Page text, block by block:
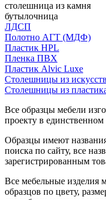
столешница из камня
бутылочница
ЛДСП
Полотно АГТ (МДФ)
Пластик HPL
Пленка ПВХ
Пластик Alvic Luxe
Столешницы из
Столешницы из
Все образцы мебели
проекту в единственном
Образцы имеют
поиска по сайту, все
зарегистрированным
Все мебельные изделия
образцов по цвету,